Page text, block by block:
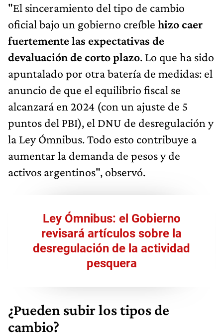
"El sinceramiento del tipo de cambio
oficial bajo un gobierno creíble hizo caer
fuertemente las expectativas de
devaluación de corto plazo. Lo que ha sido
apuntalado por otra batería de medidas: el
anuncio de que el equilibrio fiscal se
alcanzará en 2024 (con un ajuste de 5
puntos del PBI), el DNU de desregulación y
la Ley Ómnibus. Todo esto contribuye a
aumentar la demanda de pesos y de
activos argentinos", observó.
Ley Ómnibus: el Gobierno
revisará artículos sobre la
desregulación de la actividad
pesquera
¿Pueden subir los tipos de
cambio?